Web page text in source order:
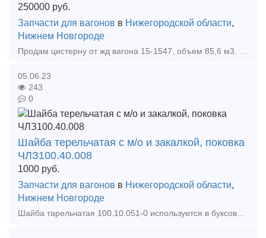
250000 руб.
Запчасти для вагонов в Нижегородской области,
Нижнем Новгороде
05.06.23
243
0
Шайба терельчатая с м/о и закалкой, поковка
ЧЛЗ100.40.008
1000 руб.
Запчасти для вагонов в Нижегородской области,
Нижнем Новгороде